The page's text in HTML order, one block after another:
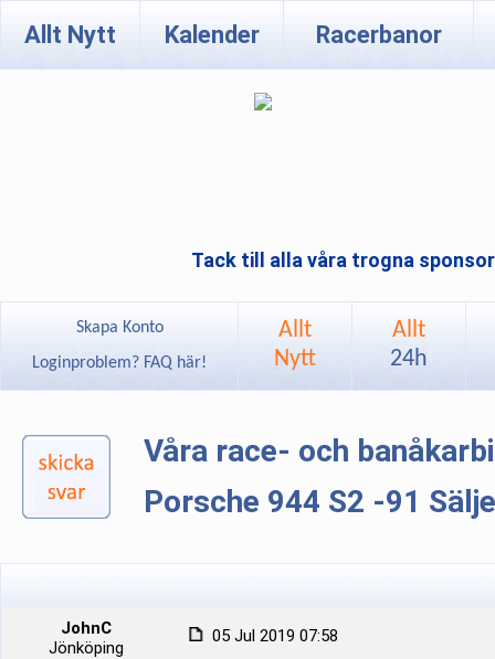
Allt Nytt Kalender Racerbanor
Tack till alla våra trogna
Skapa Konto
Loginproblem? FAQ här!
Allt
Nytt
Allt
24h
Våra race- och
Porsche 944 S2 -91
JohnC
Jönköping
05 Jul 2019 07:58